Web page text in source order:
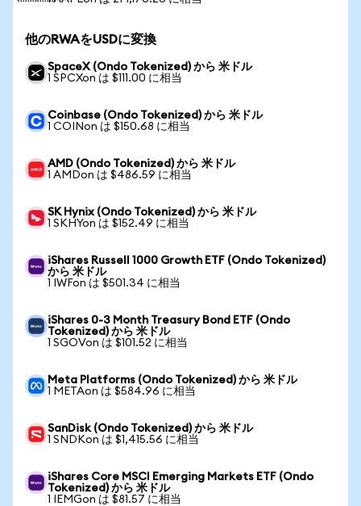
他のRWAをUSDに変換
SpaceX (Ondo Tokenized) から 米ドル
1 SPCXon は $111.00 に相当
Coinbase (Ondo Tokenized) から 米ドル
1 COINon は $150.68 に相当
AMD (Ondo Tokenized) から 米ドル
1 AMDon は $486.59 に相当
SK Hynix (Ondo Tokenized) から 米ドル
1 SKHYon は $152.49 に相当
iShares Russell 1000 Growth ETF (Ondo Tokenized)
から 米ドル
1 IWFon は $501.34 に相当
iShares 0-3 Month Treasury Bond ETF (Ondo
Tokenized) から 米ドル
1 SGOVon は $101.52 に相当
Meta Platforms (Ondo Tokenized) から 米ドル
1 METAon は $584.96 に相当
SanDisk (Ondo Tokenized) から 米ドル
1 SNDKon は $1,415.56 に相当
iShares Core MSCI Emerging Markets ETF (Ondo
Tokenized) から 米ドル
1 IEMGon は $81.57 に相当